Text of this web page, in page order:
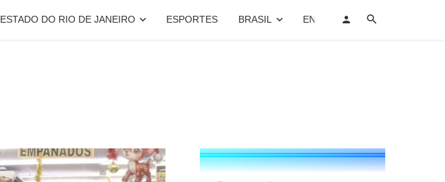
ESTADO DO RIO DE JANEIRO ESPORTES BRASIL ENTRETENIMENTO, ARTES E